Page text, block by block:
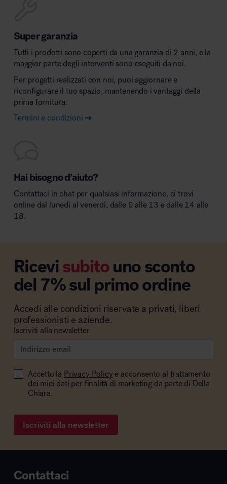
Super garanzia
Tutti i prodotti sono coperti da una garanzia di 2 anni, e la
maggior parte degli interventi sono eseguiti da noi.
Per progetti realizzati con noi, puoi aggiornare e
riconfigurare il tuo spazio, mantenendo i vantaggi della
prima fornitura.
Termini e condizioni
Hai bisogno d’aiuto?
Contattaci in chat per qualsiasi informazione, ci trovi
online dal lunedì al venerdì, dalle 9 alle 13 e dalle 14 alle
18.
Ricevisubitouno sconto
del 7% sul primo ordine
Accedi alle condizioni riservate a privati, liberi
professionisti e aziende.
Iscriviti alla newsletter
Accetto la Privacy Policy e acconsento al trattamento
dei miei dati per finalità di marketing da parte di Della
Chiara.
Iscriviti alla newsletter
Contattaci